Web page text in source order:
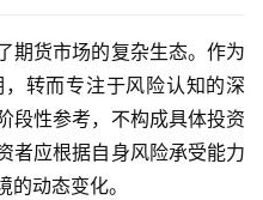
期货市场的复杂生态。作为
转而专注于风险认知的深
段性参考，不构成具体投资
者应根据自身风险承受能力
动态变化。